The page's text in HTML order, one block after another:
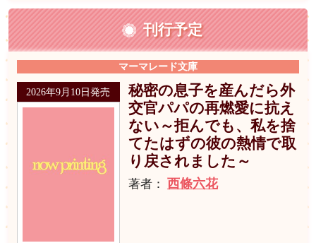
刊行予定
マーマレード文庫
2026年9月10日発売
秘密の息子を産んだら外
交官パパの再燃愛に抗え
ない～拒んでも、私を捨
てたはずの彼の熱情で取
り戻されました～
著者： 西條六花